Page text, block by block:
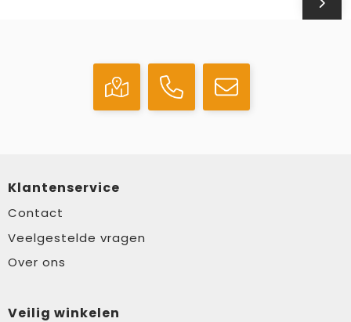
Klantenservice
Contact
Veelgestelde vragen
Over ons
Veilig winkelen